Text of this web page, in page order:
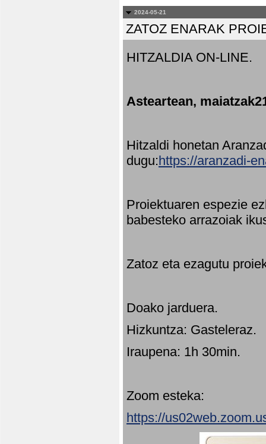
2024-05-21
ZATOZ ENARAK
HITZALDIA ON-LINE.
Asteartean,
Hitzaldi honetan
dugu:https://aranzadi-
Proiektuaren espezie
babesteko arrazoiak
Zatoz eta ezagutu
Doako jarduera.
Hizkuntza: Gasteleraz.
Iraupena: 1h 30min.
Zoom esteka:
https://